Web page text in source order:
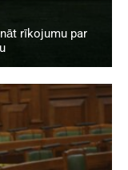
rīkojumu par